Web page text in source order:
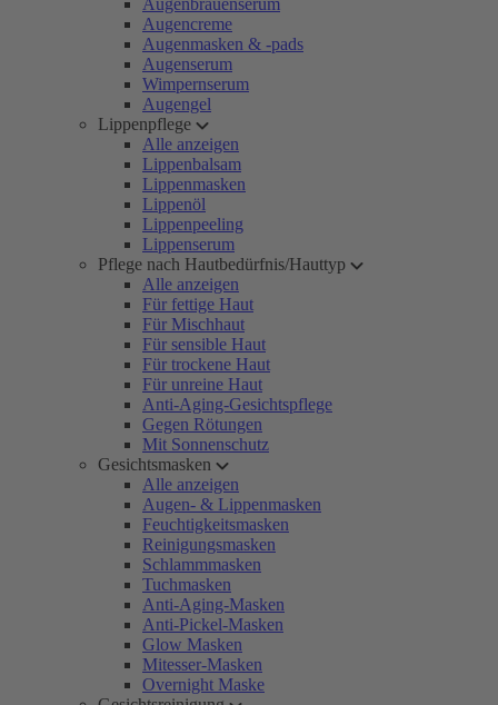
Augenbrauenserum
Augencreme
Augenmasken & -pads
Augenserum
Wimpernserum
Augengel
Lippenpflege
Alle anzeigen
Lippenbalsam
Lippenmasken
Lippenöl
Lippenpeeling
Lippenserum
Pflege nach Hautbedürfnis/Hauttyp
Alle anzeigen
Für fettige Haut
Für Mischhaut
Für sensible Haut
Für trockene Haut
Für unreine Haut
Anti-Aging-Gesichtspflege
Gegen Rötungen
Mit Sonnenschutz
Gesichtsmasken
Alle anzeigen
Augen- & Lippenmasken
Feuchtigkeitsmasken
Reinigungsmasken
Schlammmasken
Tuchmasken
Anti-Aging-Masken
Anti-Pickel-Masken
Glow Masken
Mitesser-Masken
Overnight Maske